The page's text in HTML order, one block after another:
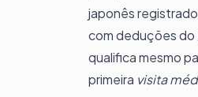
japonês
com deduções do
qualifica mesmo
primeira visita